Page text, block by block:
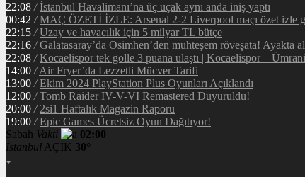
22:08 / İstanbul Havalimanı’na üç uçak aynı anda iniş yaptı
00:42 / MAÇ ÖZETİ İZLE: Arsenal 2-2 Liverpool maçı özet izle
22:15 / Uzay ve havacılık için 5 milyar TL bütçe
22:16 / Galatasaray’da Osimhen’den muhteşem röveşata! Ayakta
22:08 / Kocaelispor tek golle 3 puana ulaştı | Kocaelispor –
14:00 / Air Fryer’da Lezzetli Mücver Tarifi
13:00 / Ekim 2024 PlayStation Plus Oyunları Açıklandı
12:00 / Tomb Raider IV-V-VI Remastered Duyuruldu!
20:00 / 2si1 Haftalık Magazin Raporu
19:00 / Epic Games Ücretsiz Oyun Dağıtıyor!
Sabah Vakti
02:00
İstanbul AÇIK 30°